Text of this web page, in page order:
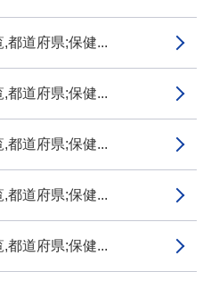
都道府県;保健...
都道府県;保健...
都道府県;保健...
都道府県;保健...
都道府県;保健...